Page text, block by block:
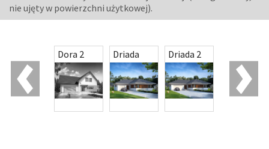
nie ujęty w powierzchni użytkowej).
Dora 2 Driada Driada 2